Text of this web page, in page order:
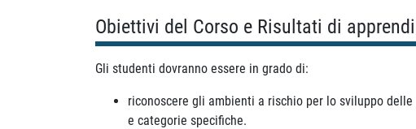
Obiettivi del Corso e Risultati di
Gli studenti dovranno essere in grado di:
riconoscere gli ambienti a rischio per lo sviluppo
e categorie specifiche.